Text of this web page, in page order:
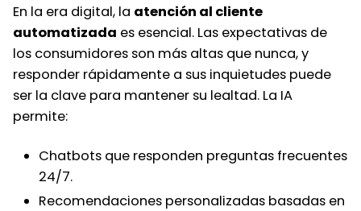
En la era digital, la atención al cliente
automatizada es esencial. Las expectativas de
los consumidores son más altas que nunca, y
responder rápidamente a sus inquietudes puede
ser la clave para mantener su lealtad. La IA
permite:
Chatbots que responden preguntas frecuentes
24/7.
Recomendaciones personalizadas basadas en